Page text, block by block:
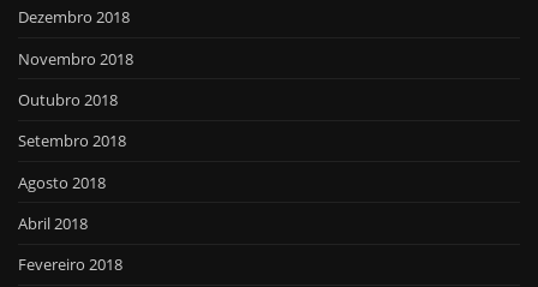
Dezembro 2018
Novembro 2018
Outubro 2018
Setembro 2018
Agosto 2018
Abril 2018
Fevereiro 2018